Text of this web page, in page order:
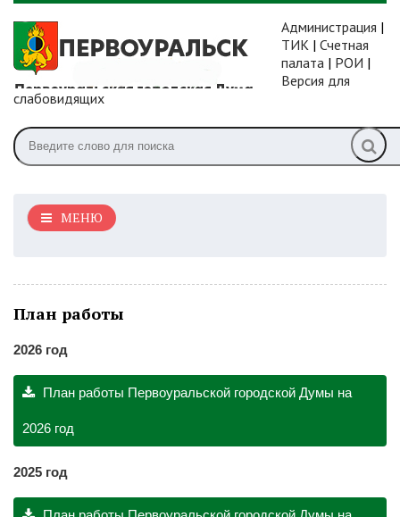
Администрация |
ТИК | Счетная
палата | РОИ |
Версия для
слабовидящих
МЕНЮ
План работы
2026 год
План работы Первоуральской городской Думы на
2026 год
2025 год